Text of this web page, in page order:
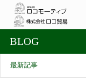
BLOG
最新記事